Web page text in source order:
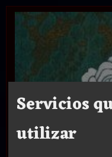
Servicios
utilizar